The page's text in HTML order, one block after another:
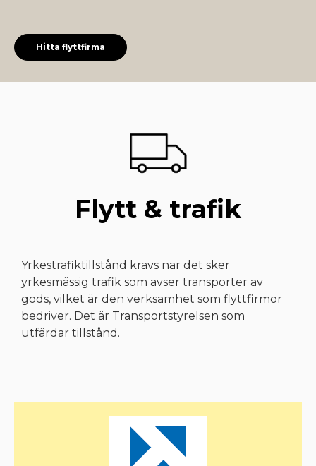
Hitta flyttfirma
Flytt & trafik
Yrkestrafiktillstånd krävs när det sker
yrkesmässig trafik som avser transporter av
gods, vilket är den verksamhet som flyttfirmor
bedriver. Det är Transportstyrelsen som
utfärdar tillstånd.